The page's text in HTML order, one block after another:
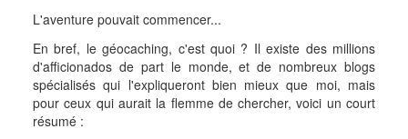
L'aventure pouvait commencer...
En bref, le géocaching, c'est quoi ? Il existe des millions
d'afficionados de part le monde, et de nombreux blogs
spécialisés qui l'expliqueront bien mieux que moi, mais
pour ceux qui aurait la flemme de chercher, voici un court
résumé :